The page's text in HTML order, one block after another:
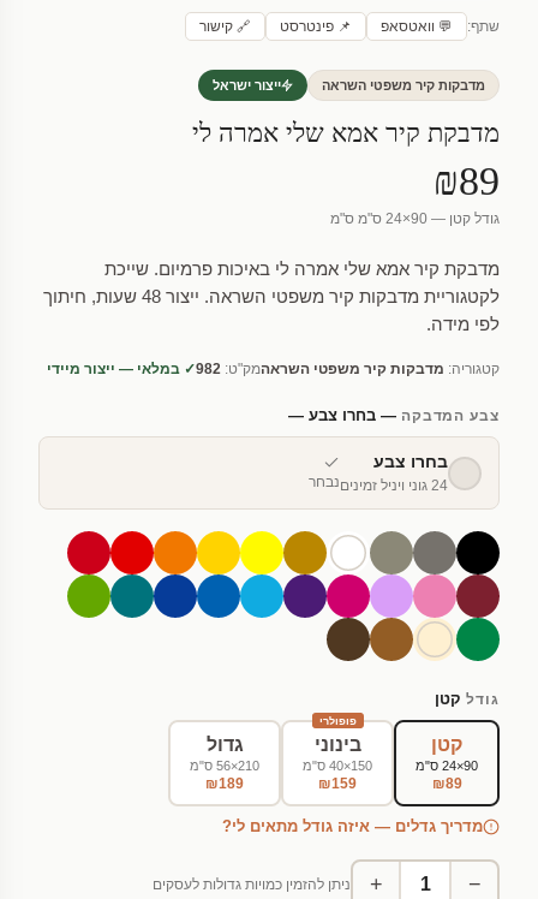
שתף: 💬 וואטסאפ 📌 פינטרסט 🔗 קישור
מדבקות קיר משפטי השראה ייצור ישראל
מדבקת קיר אמא שלי אמרה לי
₪89
גודל קטן — 90×24 ס"מ ס"מ
מדבקת קיר אמא שלי אמרה לי באיכות פרמיום. שייכת
לקטגוריית מדבקות קיר משפטי השראה. ייצור 48 שעות, חיתוך
לפי מידה.
קטגוריה: מדבקות קיר משפטי השראהמק"ט: 982✓ במלאי — ייצור מיידי
צבע המדבקה— בחרו צבע —
בחרו צבע
24 גוני ויניל זמינים נבחר
גודל קטן
קטן
90×24 ס"מ
₪89
פופולרי
בינוני
150×40 ס"מ
₪159
גדול
210×56 ס"מ
₪189
מדריך גדלים — איזה גודל מתאים לי?
−
+ ניתן להזמין כמויות גדולות לעסקים